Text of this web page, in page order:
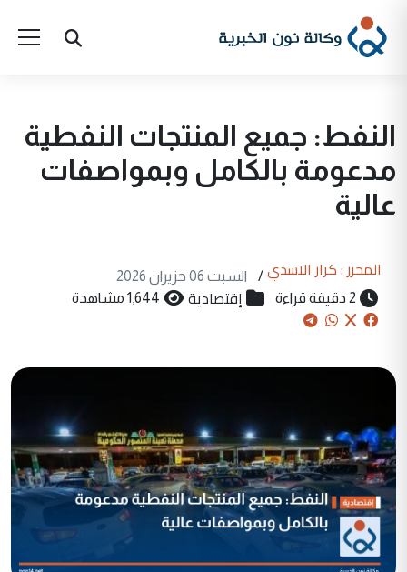
النفط: جميع المنتجات النفطية
مدعومة بالكامل وبمواصفات
عالية
المحرر : كرار الاسدي /
السبت 06 حزيران 2026
2 دقيقة قراءة
إقتصادية 1,644 مشاهدة